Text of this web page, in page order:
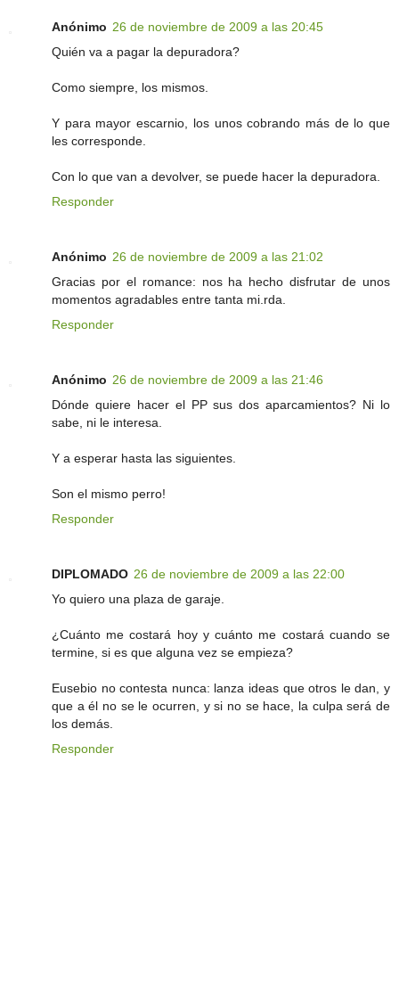
Anónimo 26 de noviembre de 2009 a las 20:45
Quién va a pagar la depuradora?
Como siempre, los mismos.
Y para mayor escarnio, los unos cobrando más de lo que
les corresponde.
Con lo que van a devolver, se puede hacer la depuradora.
Responder
Anónimo 26 de noviembre de 2009 a las 21:02
Gracias por el romance: nos ha hecho disfrutar de unos
momentos agradables entre tanta mi.rda.
Responder
Anónimo 26 de noviembre de 2009 a las 21:46
Dónde quiere hacer el PP sus dos aparcamientos? Ni lo
sabe, ni le interesa.
Y a esperar hasta las siguientes.
Son el mismo perro!
Responder
DIPLOMADO 26 de noviembre de 2009 a las 22:00
Yo quiero una plaza de garaje.
¿Cuánto me costará hoy y cuánto me costará cuando se
termine, si es que alguna vez se empieza?
Eusebio no contesta nunca: lanza ideas que otros le dan, y
que a él no se le ocurren, y si no se hace, la culpa será de
los demás.
Responder